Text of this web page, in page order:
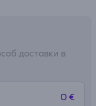
доставки в
0 €